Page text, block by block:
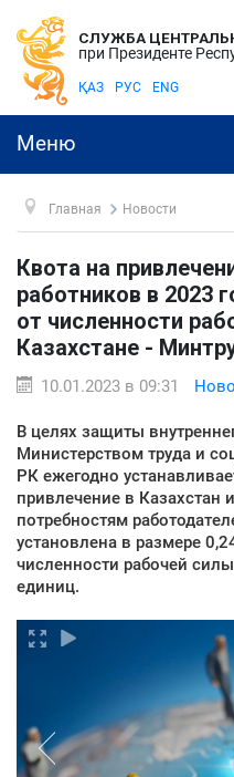
СЛУЖБА
при Президенте
ҚАЗ РУС ENG
Меню
Главная Новости
Квота на
работников в 2023
от численности
Казахстане -
10.01.2023 в 09:31
В целях защиты
Министерством труда и
РК ежегодно
привлечение в Казахстан
потребностям
установлена в размере
численности рабочей
единиц.